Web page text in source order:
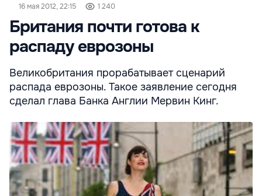
16 мая 2012, 22:15 1 240
Британия почти готова к
распаду еврозоны
Великобритания прорабатывает сценарий
распада еврозоны. Такое заявление сегодня
сделал глава Банка Англии Мервин Кинг.